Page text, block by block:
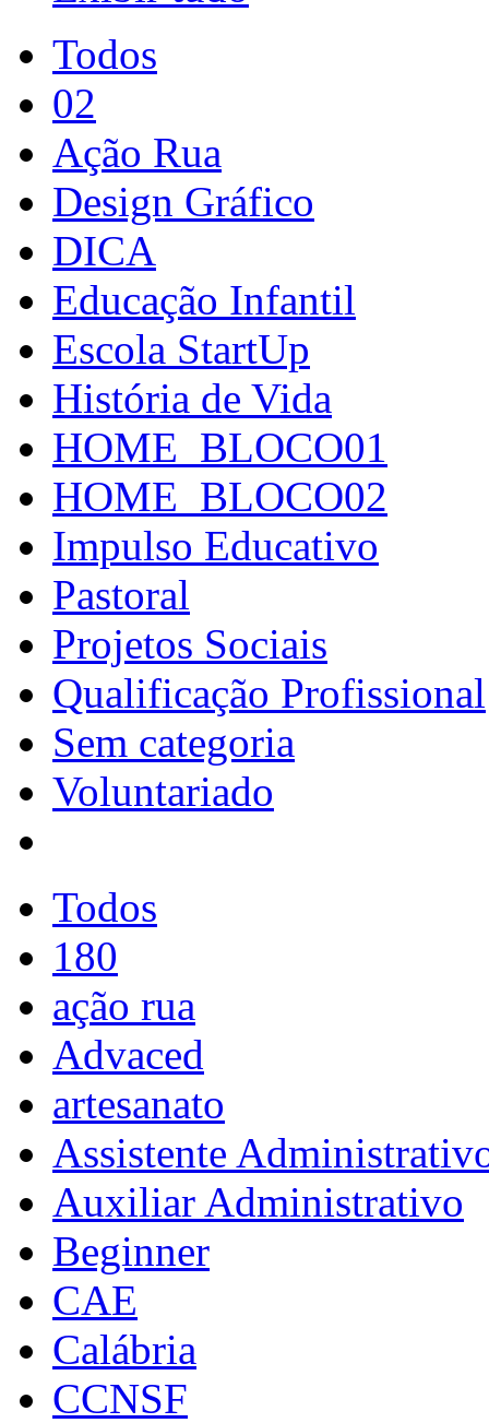
Todos
02
Ação Rua
Design Gráfico
DICA
Educação Infantil
Escola StartUp
História de Vida
HOME_BLOCO01
HOME_BLOCO02
Impulso Educativo
Pastoral
Projetos Sociais
Qualificação Profissional
Sem categoria
Voluntariado
Todos
180
ação rua
Advaced
artesanato
Assistente
Auxiliar Administrativo
Beginner
CAE
Calábria
CCNSF